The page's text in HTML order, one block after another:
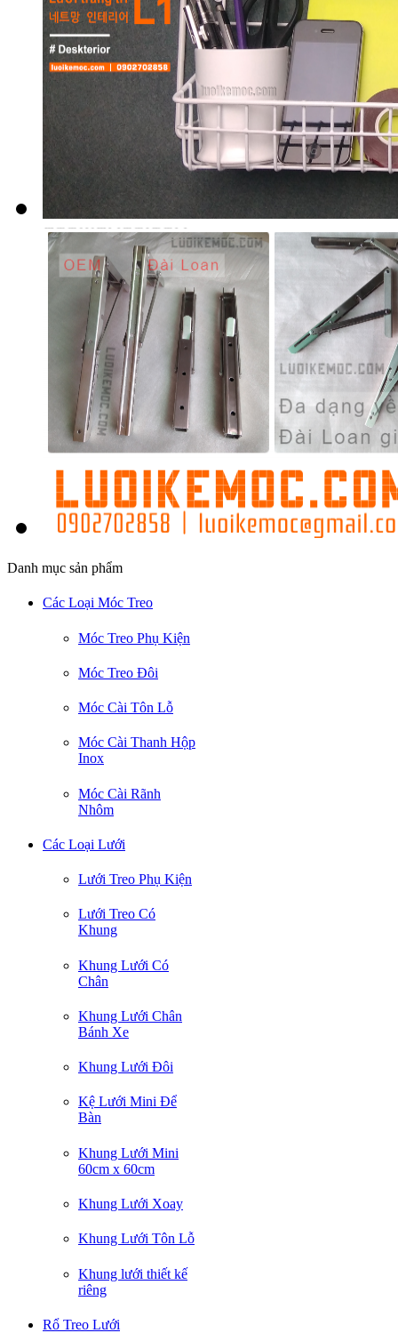
Danh mục sản phẩm
Các Loại Móc Treo
Móc Treo Phụ Kiện
Móc Treo Đôi
Móc Cài Tôn Lỗ
Móc Cài Thanh Hộp
Inox
Móc Cài Rãnh
Nhôm
Các Loại Lưới
Lưới Treo Phụ Kiện
Lưới Treo Có
Khung
Khung Lưới Có
Chân
Khung Lưới Chân
Bánh Xe
Khung Lưới Đôi
Kệ Lưới Mini Để
Bàn
Khung Lưới Mini
60cm x 60cm
Khung Lưới Xoay
Khung Lưới Tôn Lỗ
Khung lưới thiết kế
riêng
Rổ Treo Lưới